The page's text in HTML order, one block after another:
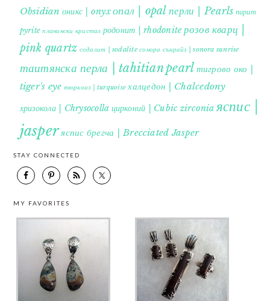
Obsidian оникс | onyxопал | opal перли | Pearls пирит |
pyrite планински кристал родонит | rhodonite розов кварц |
pink quartz содалит | sodalite сонора сънрайз | sonora sunrise
таитянска перла | tahitian pearl тигрово око |
tiger's eye тюркоаз | turquoise халцедон | Chalcedony
хризокола | Chrysocolla цирконий | Cubic zirconia яспис |
jasperяспис брегча | Brecciated Jasper
STAY CONNECTED
MY FAVORITES